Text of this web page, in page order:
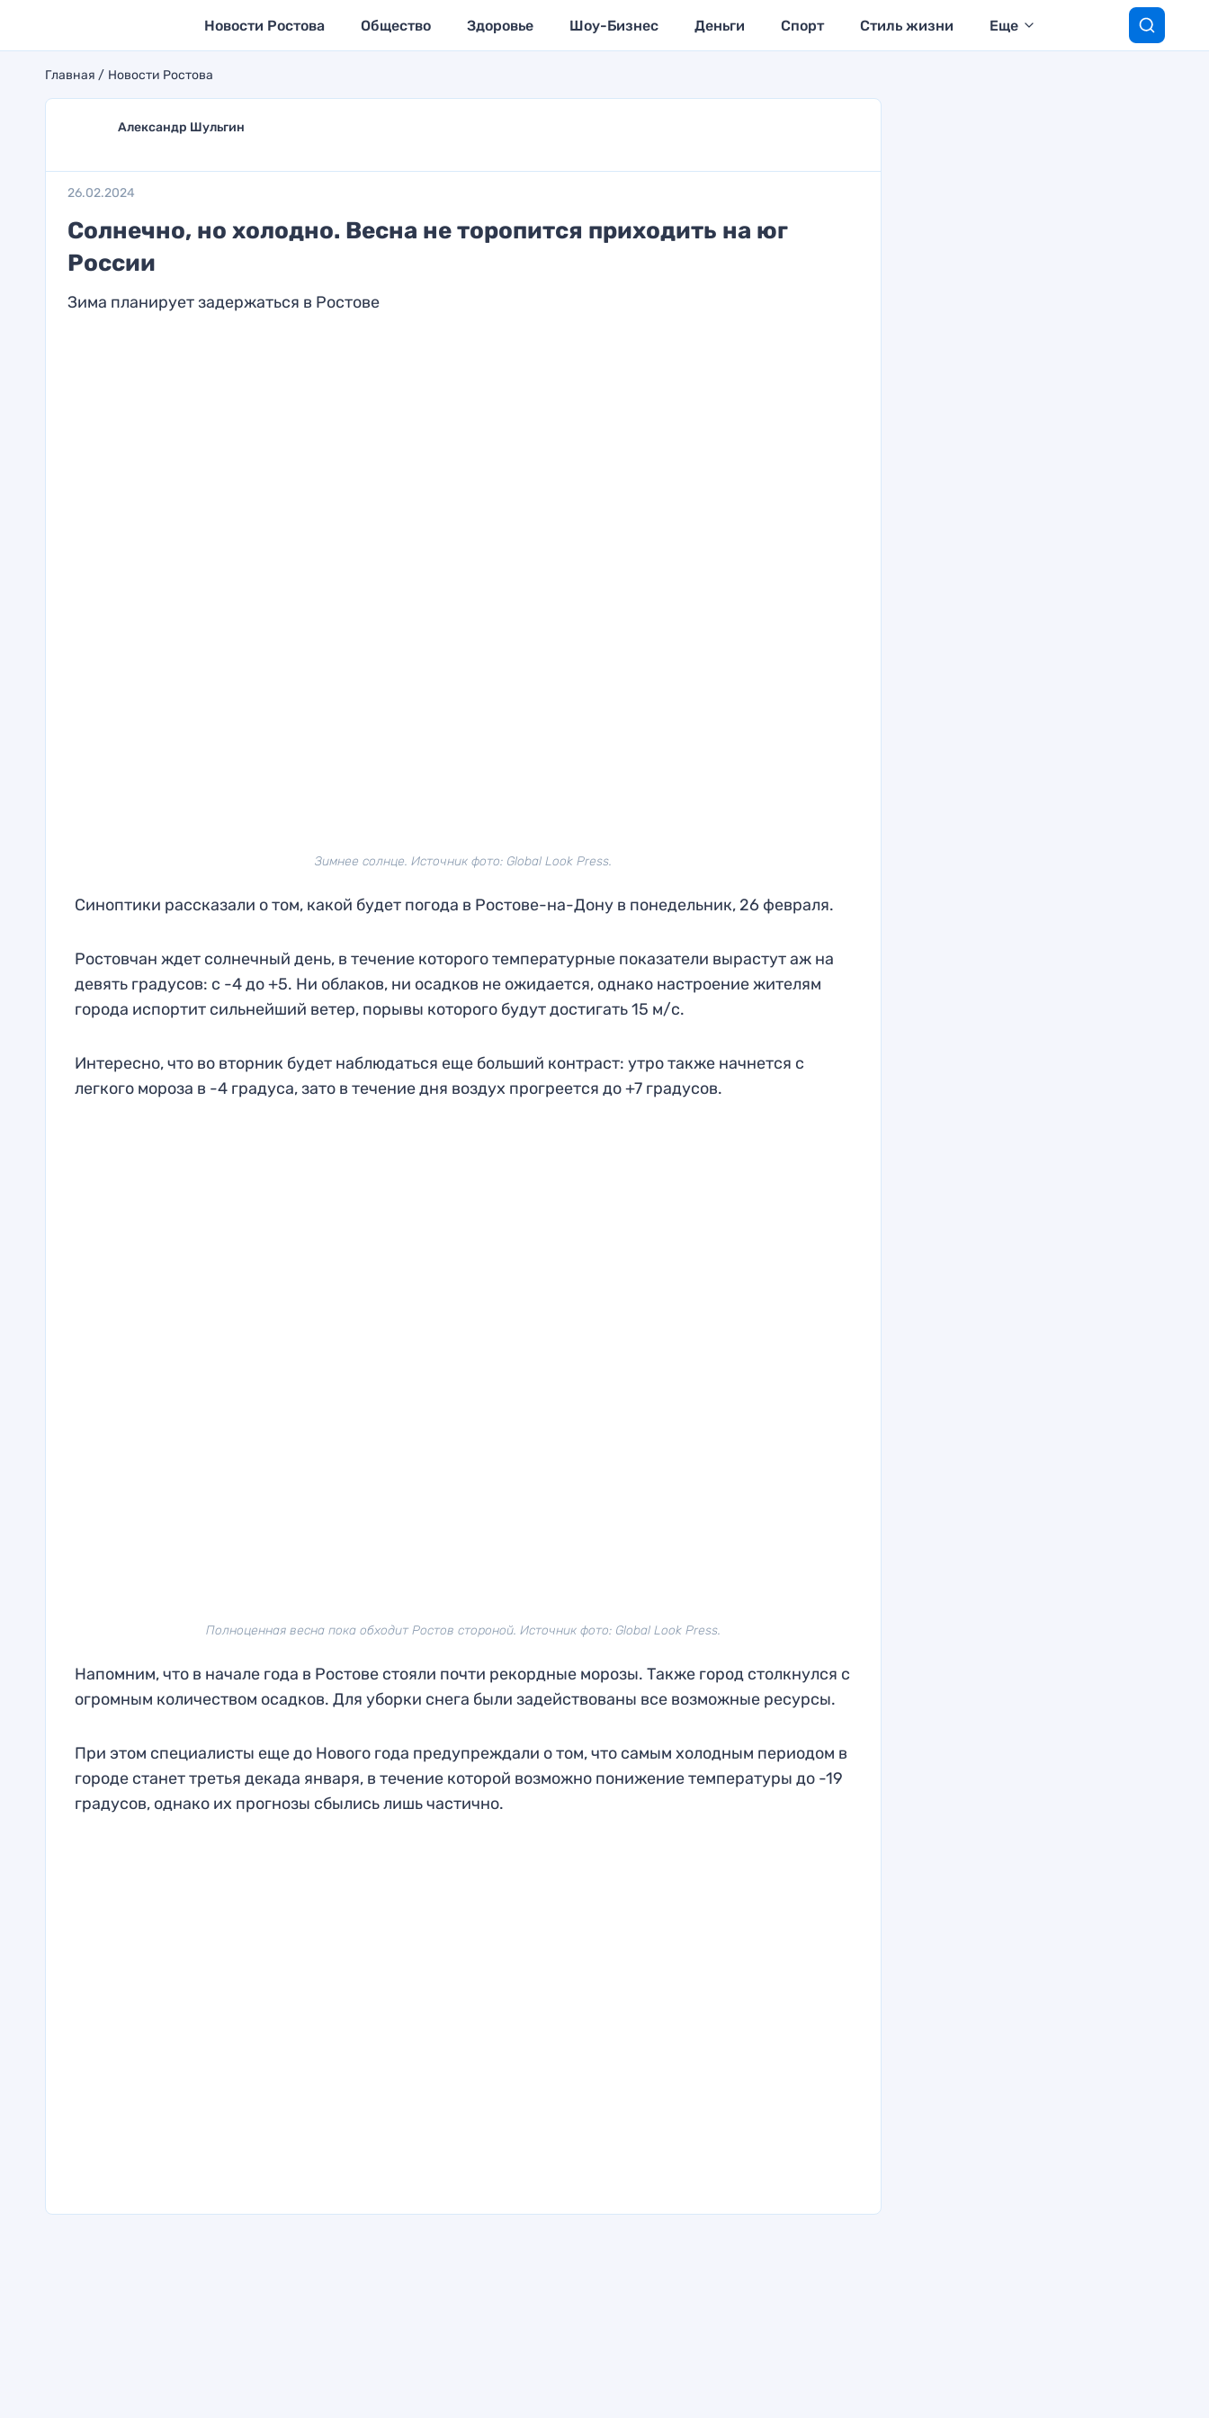
Новости Ростова Общество Здоровье Шоу-Бизнес Деньги Спорт Стиль жизни Еще
Главная Новости Ростова
Александр Шульгин
26.02.2024
Солнечно, но холодно. Весна не торопится приходить на юг
России
Зима планирует задержаться в Ростове
Зимнее солнце. Источник фото: Global Look Press.
Синоптики рассказали о том, какой будет погода в Ростове-на-Дону в понедельник, 26 февраля.
Ростовчан ждет солнечный день, в течение которого температурные показатели вырастут аж на
девять градусов: с -4 до +5. Ни облаков, ни осадков не ожидается, однако настроение жителям
города испортит сильнейший ветер, порывы которого будут достигать 15 м/с.
Интересно, что во вторник будет наблюдаться еще больший контраст: утро также начнется с
легкого мороза в -4 градуса, зато в течение дня воздух прогреется до +7 градусов.
Полноценная весна пока обходит Ростов стороной. Источник фото: Global Look Press.
Напомним, что в начале года в Ростове стояли почти рекордные морозы. Также город столкнулся с
огромным количеством осадков. Для уборки снега были задействованы все возможные ресурсы.
При этом специалисты еще до Нового года предупреждали о том, что самым холодным периодом в
городе станет третья декада января, в течение которой возможно понижение температуры до -19
градусов, однако их прогнозы сбылись лишь частично.